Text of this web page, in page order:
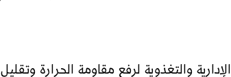
والتغذوية لرفع مقاومة الحرارة وتقليل